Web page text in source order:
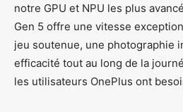
notre GPU et NPU les plus
Gen 5 offre une vitesse
jeu soutenue, une photographie
efficacité tout au long de la
les utilisateurs OnePlus ont